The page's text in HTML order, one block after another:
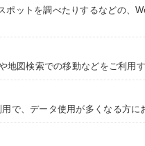
ポットを調べたりするなどの、
地図検索での移動などをご利用
で、データ使用が多くなる方に